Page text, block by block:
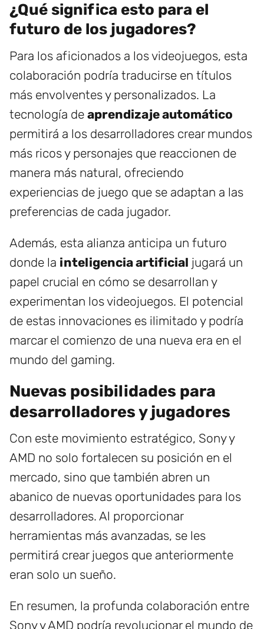
¿Qué significa esto para el
futuro de los jugadores?
Para los aficionados a los videojuegos, esta
colaboración podría traducirse en títulos
más envolventes y personalizados. La
tecnología de aprendizaje automático
permitirá a los desarrolladores crear mundos
más ricos y personajes que reaccionen de
manera más natural, ofreciendo
experiencias de juego que se adaptan a las
preferencias de cada jugador.
Además, esta alianza anticipa un futuro
donde la inteligencia artificial jugará un
papel crucial en cómo se desarrollan y
experimentan los videojuegos. El potencial
de estas innovaciones es ilimitado y podría
marcar el comienzo de una nueva era en el
mundo del gaming.
Nuevas posibilidades para
desarrolladores y jugadores
Con este movimiento estratégico, Sony y
AMD no solo fortalecen su posición en el
mercado, sino que también abren un
abanico de nuevas oportunidades para los
desarrolladores. Al proporcionar
herramientas más avanzadas, se les
permitirá crear juegos que anteriormente
eran solo un sueño.
En resumen, la profunda colaboración entre
Sony y AMD podría revolucionar el mundo de